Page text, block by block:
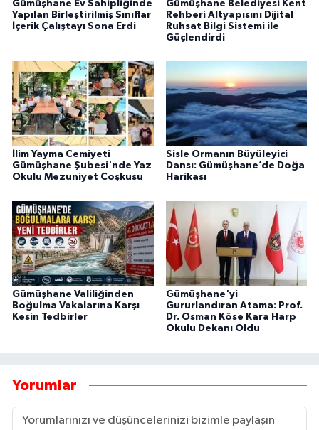
Gümüşhane Ev Sahipliğinde
Yapılan Birleştirilmiş Sınıflar
İçerik Çalıştayı Sona Erdi
Gümüşhane Belediyesi Kent
Rehberi Altyapısını Dijital
Ruhsat Bilgi Sistemi ile
Güçlendirdi
İlim Yayma Cemiyeti
Gümüşhane Şubesi'nde Yaz
Okulu Mezuniyet Coşkusu
Sisle Ormanın Büyüleyici
Dansı: Gümüşhane’de Doğa
Harikası
Gümüşhane Valiliğinden
Boğulma Vakalarına Karşı
Kesin Tedbirler
Gümüşhane'yi
Gururlandıran Atama: Prof.
Dr. Osman Köse Kara Harp
Okulu Dekanı Oldu
Yorumlar